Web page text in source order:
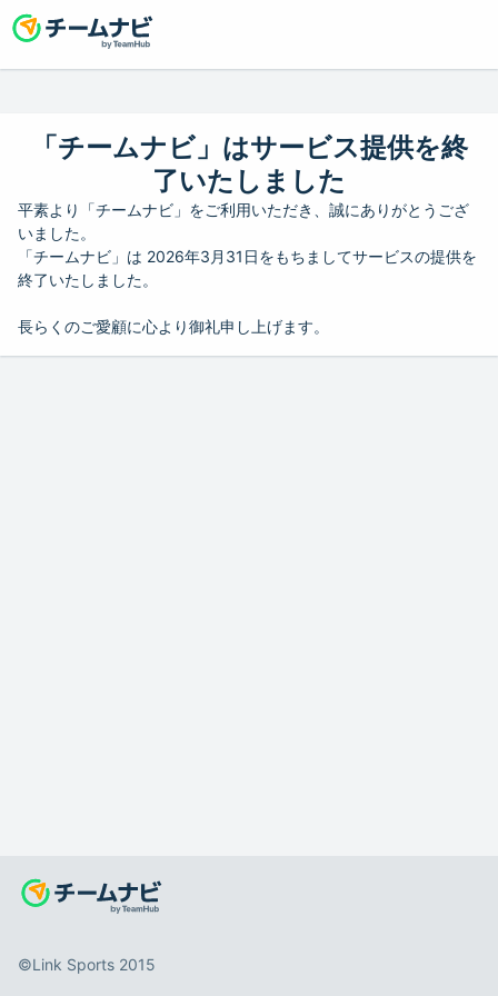
「チームナビ」はサービス提供を終
了いたしました
平素より「チームナビ」をご利用いただき、誠にありがとうござ
いました。
「チームナビ」は 2026年3月31日をもちましてサービスの提供を
終了いたしました。
長らくのご愛顧に心より御礼申し上げます。
©️Link Sports 2015